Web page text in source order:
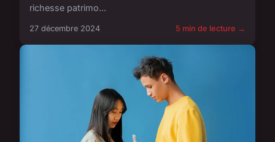
richesse patrimo...
27 décembre 2024 5 min de lecture →